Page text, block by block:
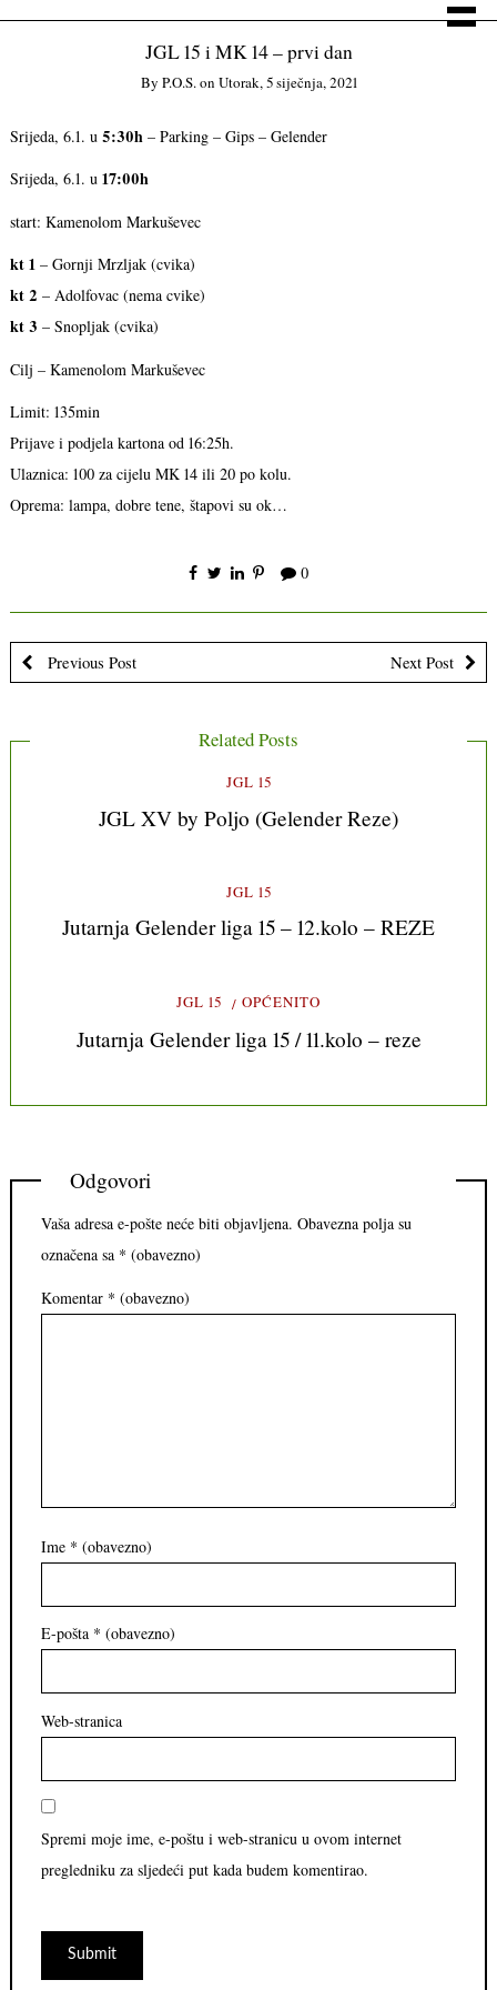
JGL 15 i MK 14 – prvi dan
By P.o.s.on Utorak, 5 siječnja, 2021
Srijeda, 6.1. u 5:30h – Parking – Gips – Gelender
Srijeda, 6.1. u 17:00h
start: Kamenolom Markuševec
kt 1– Gornji Mrzljak (cvika)
kt 2 – Adolfovac (nema cvike)
kt 3 – Snopljak (cvika)
Cilj – Kamenolom Markuševec
Limit: 135min
Prijave i podjela kartona od 16:25h.
Ulaznica: 100 za cijelu MK 14 ili 20 po kolu.
Oprema: lampa, dobre tene, štapovi su ok…
0
Previous Post Next Post
Related Posts
JGL 15
JGL XV by Poljo (Gelender Reze)
JGL 15
Jutarnja Gelender liga 15 – 12.kolo – REZE
JGL 15 OPĆENITO
Jutarnja Gelender liga 15 / 11.kolo – reze
Odgovori
Vaša adresa e-pošte neće biti objavljena. Obavezna polja su
označena sa * (obavezno)
Komentar * (obavezno)
Ime * (obavezno)
E-pošta * (obavezno)
Web-stranica
Spremi moje ime, e-poštu i web-stranicu u ovom internet
pregledniku za sljedeći put kada budem komentirao.